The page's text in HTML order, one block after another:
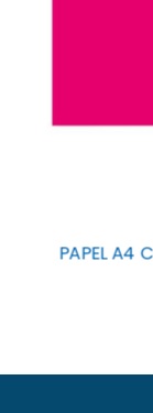
PAPEL A4